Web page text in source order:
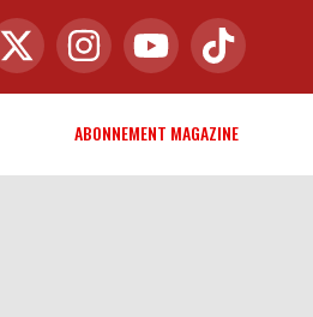
ABONNEMENT MAGAZINE